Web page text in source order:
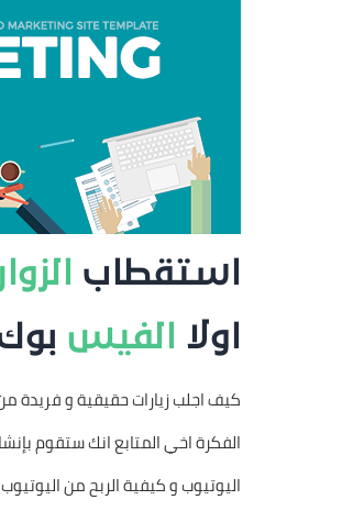
استقطاب الزوار
اولا
الفيس
كيف اجلب زيارات حقيقية و فريدة
الفكرة اخي المتابع انك ستقوم
اليوتيوب و كيفية الربح من